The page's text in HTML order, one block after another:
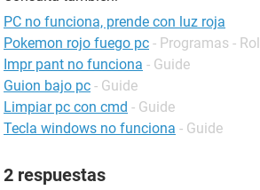
PC no funciona, prende con luz roja
Pokemon rojo fuego pc - Programas - Rol
Impr pant no funciona - Guide
Guion bajo pc - Guide
Limpiar pc con cmd - Guide
Tecla windows no funciona - Guide
2 respuestas